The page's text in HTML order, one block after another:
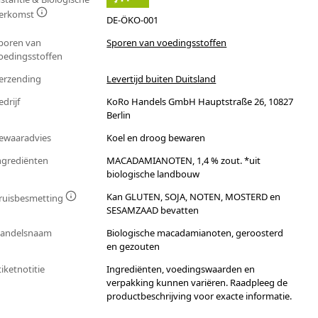
DE-ÖKO-001
van
Sporen van voedingsstoffen
Levertijd buiten Duitsland
KoRo Handels GmbH Hauptstraße 26, 10827
Berlin
Koel en droog bewaren
MACADAMIANOTEN, 1,4 % zout. *uit
biologische landbouw
Kan GLUTEN, SOJA, NOTEN, MOSTERD en
SESAMZAAD bevatten
Biologische macadamianoten, geroosterd
en gezouten
Ingrediënten, voedingswaarden en
verpakking kunnen variëren. Raadpleeg de
productbeschrijving voor exacte informatie.